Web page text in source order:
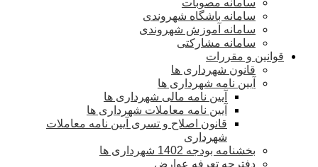
سامانه باشگاه شهروندی
سامانه آموزش شهروندی
سامانه مشارکتی
قوانین و مقررات
قانون شهرداری ها
آیین نامه شهرداری ها
آیین نامه مالی شهرداری ها
آیین نامه معاملات شهرداری ها
قانون اصلاح و تسری آیین نامه معاملات
شهرداری
بخشنامه بودجه 1402 شهرداری ها
دفترچه تعرفه عوارض